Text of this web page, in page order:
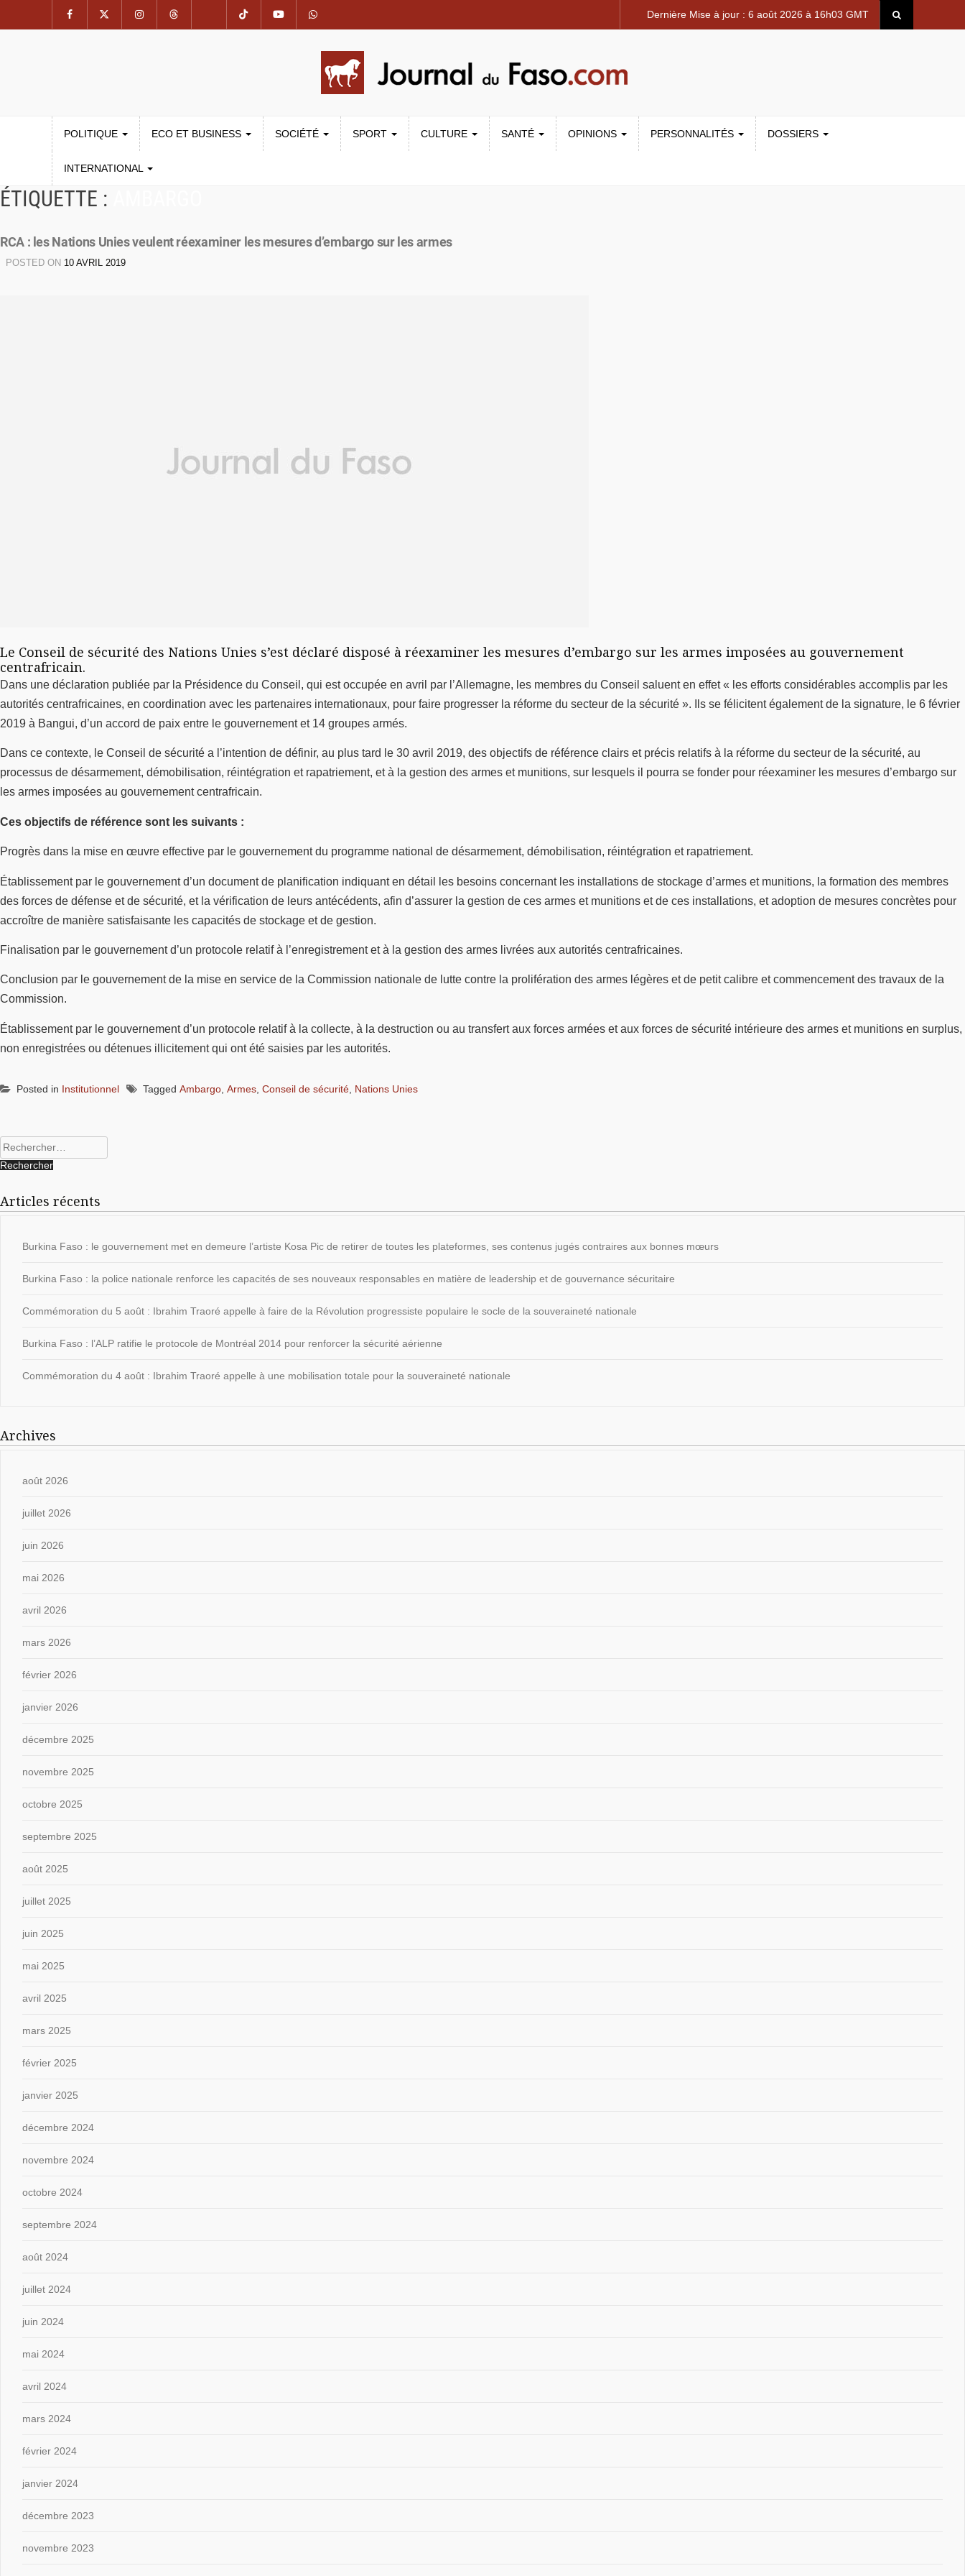
Dernière Mise à jour : 6 août 2026 à 16h03 GMT
POLITIQUE ECO ET BUSINESS SOCIÉTÉ SPORT CULTURE SANTÉ OPINIONS PERSONNALITÉS DOSSIERS
INTERNATIONAL
ÉTIQUETTE :
RCA : les Nations Unies veulent réexaminer les mesures d’embargo sur les armes
POSTED ON 10 AVRIL 2019
Le Conseil de sécurité des Nations Unies s’est déclaré disposé à réexaminer les mesures d’embargo sur les armes imposées au gouvernement
centrafricain.
Dans une déclaration publiée par la Présidence du Conseil, qui est occupée en avril par l’Allemagne, les membres du Conseil saluent en effet « les efforts considérables accomplis par les
autorités centrafricaines, en coordination avec les partenaires internationaux, pour faire progresser la réforme du secteur de la sécurité ». Ils se félicitent également de la signature, le 6 février
2019 à Bangui, d’un accord de paix entre le gouvernement et 14 groupes armés.
Dans ce contexte, le Conseil de sécurité a l’intention de définir, au plus tard le 30 avril 2019, des objectifs de référence clairs et précis relatifs à la réforme du secteur de la sécurité, au
processus de désarmement, démobilisation, réintégration et rapatriement, et à la gestion des armes et munitions, sur lesquels il pourra se fonder pour réexaminer les mesures d’embargo sur
les armes imposées au gouvernement centrafricain.
Ces objectifs de référence sont les suivants :
Progrès dans la mise en œuvre effective par le gouvernement du programme national de désarmement, démobilisation, réintégration et rapatriement.
Établissement par le gouvernement d’un document de planification indiquant en détail les besoins concernant les installations de stockage d’armes et munitions, la formation des membres
des forces de défense et de sécurité, et la vérification de leurs antécédents, afin d’assurer la gestion de ces armes et munitions et de ces installations, et adoption de mesures concrètes pour
accroître de manière satisfaisante les capacités de stockage et de gestion.
Finalisation par le gouvernement d’un protocole relatif à l’enregistrement et à la gestion des armes livrées aux autorités centrafricaines.
Conclusion par le gouvernement de la mise en service de la Commission nationale de lutte contre la prolifération des armes légères et de petit calibre et commencement des travaux de la
Commission.
Établissement par le gouvernement d’un protocole relatif à la collecte, à la destruction ou au transfert aux forces armées et aux forces de sécurité intérieure des armes et munitions en surplus,
non enregistrées ou détenues illicitement qui ont été saisies par les autorités.
Posted in Institutionnel Tagged Ambargo Armes Conseil de sécurité Nations Unies
Rechercher :
Articles récents
Burkina Faso : le gouvernement met en demeure l’artiste Kosa Pic de retirer de toutes les plateformes, ses contenus jugés contraires aux bonnes mœurs
Burkina Faso : la police nationale renforce les capacités de ses nouveaux responsables en matière de leadership et de gouvernance sécuritaire
Commémoration du 5 août : Ibrahim Traoré appelle à faire de la Révolution progressiste populaire le socle de la souveraineté nationale
Burkina Faso : l’ALP ratifie le protocole de Montréal 2014 pour renforcer la sécurité aérienne
Commémoration du 4 août : Ibrahim Traoré appelle à une mobilisation totale pour la souveraineté nationale
Archives
août 2026
juillet 2026
juin 2026
mai 2026
avril 2026
mars 2026
février 2026
janvier 2026
décembre 2025
novembre 2025
octobre 2025
septembre 2025
août 2025
juillet 2025
juin 2025
mai 2025
avril 2025
mars 2025
février 2025
janvier 2025
décembre 2024
novembre 2024
octobre 2024
septembre 2024
août 2024
juillet 2024
juin 2024
mai 2024
avril 2024
mars 2024
février 2024
janvier 2024
décembre 2023
novembre 2023